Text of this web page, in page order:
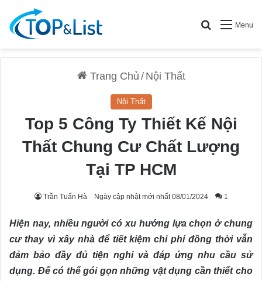
Menu
Search for
Trang Chủ / Nội Thất
Nội Thất
Top 5 Công Ty Thiết Kế Nội
Thất Chung Cư Chất Lượng
Tại TP HCM
Trần Tuấn Hà Ngày cập nhật mới nhất 08/01/2024 1
Hiện nay, nhiều người có xu hướng lựa chọn ở chung
cư thay vì xây nhà để tiết kiệm chi phí đồng thời vẫn
đảm bảo đầy đủ tiện nghi và đáp ứng nhu cầu sử
dụng. Để có thể gói gọn những vật dụng cần thiết cho